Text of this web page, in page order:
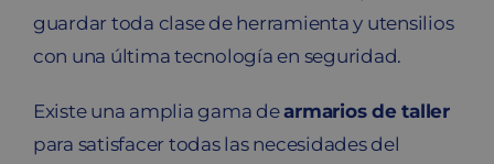
guardar toda clase de herramienta y utensilios
con una última tecnología en seguridad.
Existe una amplia gama dearmarios de taller
para satisfacer todas las necesidades del